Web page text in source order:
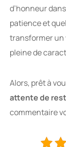
d’honneur
patience et
transformer un
pleine de
Alors, prêt à
attente de
commentaire